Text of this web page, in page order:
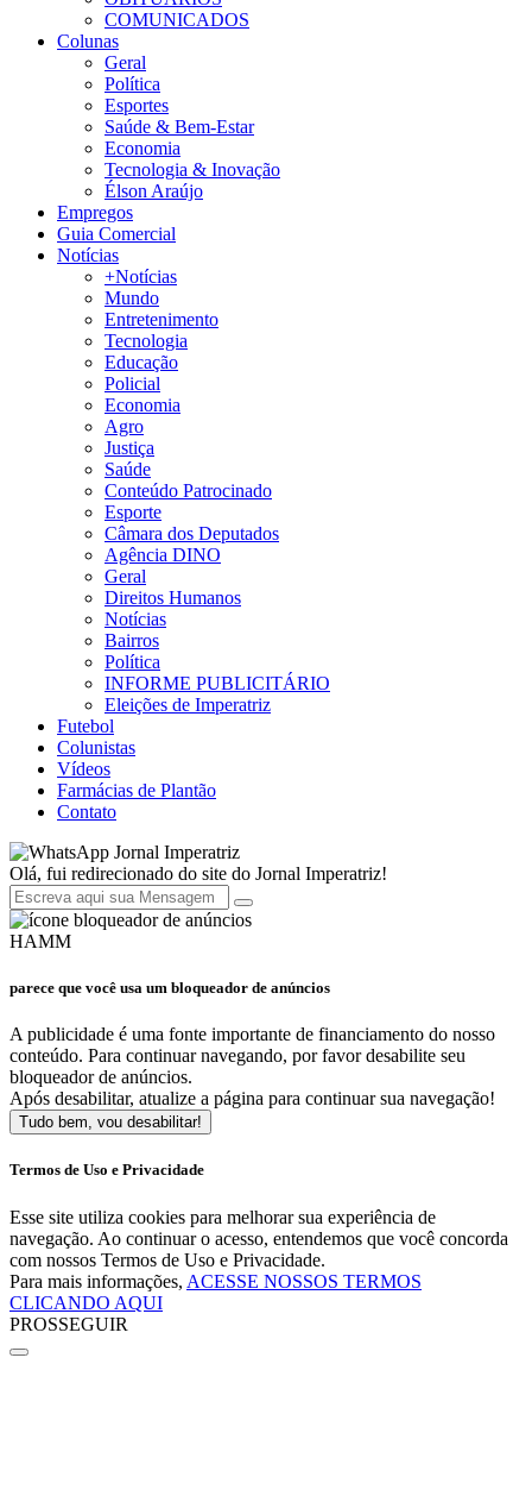
COMUNICADOS
Colunas
Geral
Política
Esportes
Saúde & Bem-Estar
Economia
Tecnologia & Inovação
Élson Araújo
Empregos
Guia Comercial
Notícias
+Notícias
Mundo
Entretenimento
Tecnologia
Educação
Policial
Economia
Agro
Justiça
Saúde
Conteúdo Patrocinado
Esporte
Câmara dos Deputados
Agência DINO
Geral
Direitos Humanos
Notícias
Bairros
Política
INFORME PUBLICITÁRIO
Eleições de Imperatriz
Futebol
Colunistas
Vídeos
Farmácias de Plantão
Contato
Jornal Imperatriz
Olá, fui redirecionado do site do Jornal Imperatriz!
HAMM
parece que você usa um bloqueador de anúncios
A publicidade é uma fonte importante de financiamento do nosso
conteúdo. Para continuar navegando, por favor desabilite seu
bloqueador de anúncios.
Após desabilitar, atualize a página para continuar sua navegação!
Tudo bem, vou desabilitar!
Termos de Uso e Privacidade
Esse site utiliza cookies para melhorar sua experiência de
navegação. Ao continuar o acesso, entendemos que você concorda
com nossos Termos de Uso e Privacidade.
Para mais informações, ACESSE NOSSOS TERMOS
CLICANDO AQUI
PROSSEGUIR